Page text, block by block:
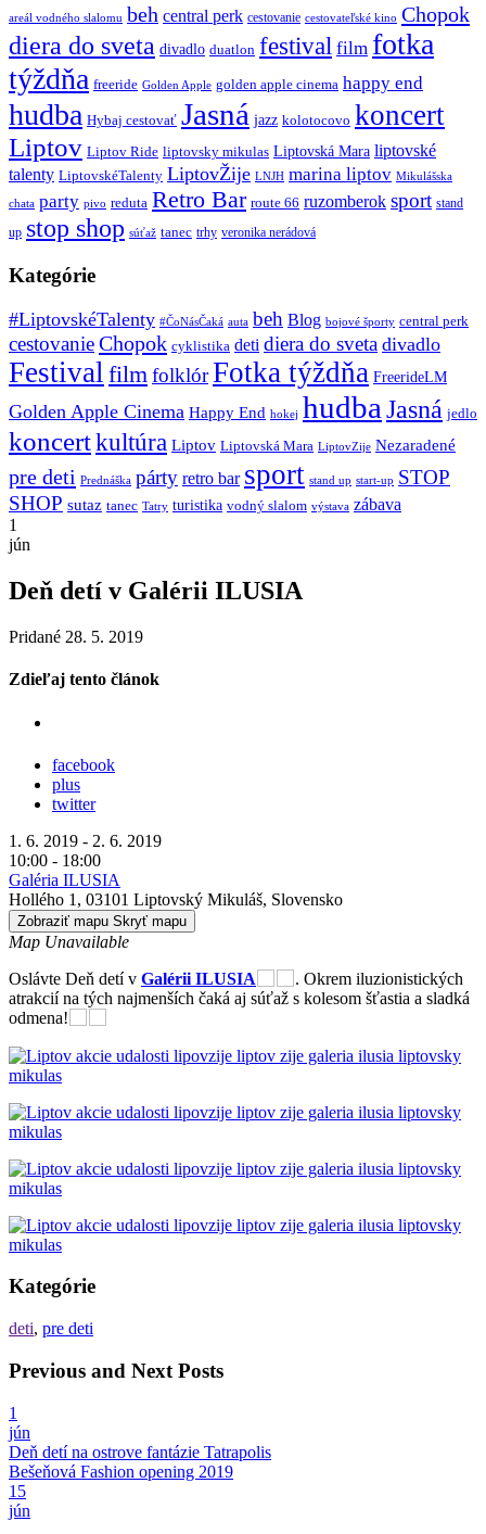
areál vodného slalomu beh central perk cestovanie cestovateľské kino Chopok
diera do sveta divadlo duatlon festival film fotka
týždňa freeride Golden Apple golden apple cinema happy end
hudba Hybaj cestovať Jasná jazz kolotocovo koncert
Liptov Liptov Ride liptovsky mikulas Liptovská Mara liptovské
talenty LiptovskéTalenty LiptovŽije LNJH marina liptov Mikulášska
chata party pivo reduta Retro Bar route 66 ruzomberok sport stand
up stop shop súťaž tanec trhy veronika nerádová
Kategórie
#LiptovskéTalenty #ČoNásČaká auta beh Blog bojové športy central perk
cestovanieChopok cyklistika deti diera do sveta divadlo
Festival filmfolklórFotka týždňa FreerideLM
Golden Apple Cinema Happy End hokej hudba Jasná jedlo
koncertkultúra Liptov Liptovská Mara LiptovZije Nezaradené
pre deti Prednáška párty retro bar sport stand up start-up STOP
SHOP sutaz tanec Tatry turistika vodný slalom výstava zábava
1
jún
Deň detí v Galérii ILUSIA
Pridané 28. 5. 2019
Zdieľaj tento článok
facebook
plus
twitter
1. 6. 2019 - 2. 6. 2019
10:00 - 18:00
Galéria ILUSIA
Hollého 1, 03101 Liptovský Mikuláš, Slovensko
Zobraziť mapu Skryť mapu
Map Unavailable
Oslávte Deň detí v Galérii ILUSIA
. Okrem iluzionistických
atrakcií na tých najmenších čaká aj súťaž s kolesom šťastia a sladká
odmena!
Kategórie
deti, pre deti
Previous and Next Posts
1
jún
Deň detí na ostrove fantázie Tatrapolis
Bešeňová Fashion opening 2019
15
jún